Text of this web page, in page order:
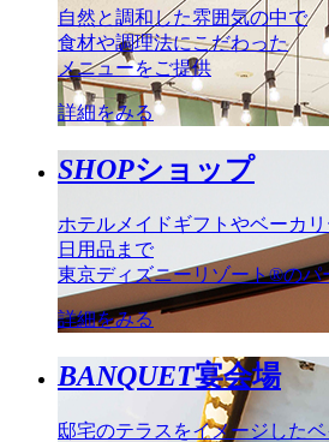
自然と調和した雰囲気の中で
食材や調理法にこだわった
メニューをご提供
詳細をみる
SHOPショップ
ホテルメイドギフトやベーカ
日用品まで
東京ディズニーリゾート®のパ
詳細をみる
BANQUET宴会場
邸宅のテラスをイメージした